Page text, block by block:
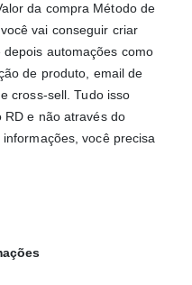
da compra Método de
vai conseguir criar
automações como
de produto, email de
cross-sell. Tudo isso
RD e não através do
você precisa